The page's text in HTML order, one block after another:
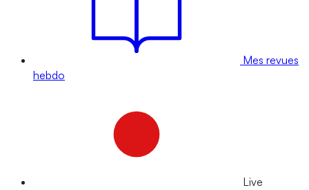
Mes revues
hebdo
Live